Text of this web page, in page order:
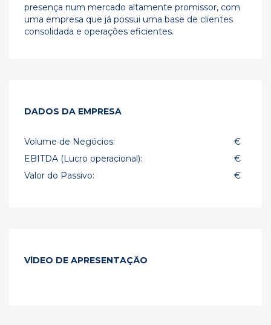
presença num mercado altamente promissor, com
uma empresa que já possui uma base de clientes
consolidada e operações eficientes.
DADOS DA EMPRESA
Volume de Negócios:
€
EBITDA (Lucro operacional):
€
Valor do Passivo:
€
VÍDEO DE APRESENTAÇÃO